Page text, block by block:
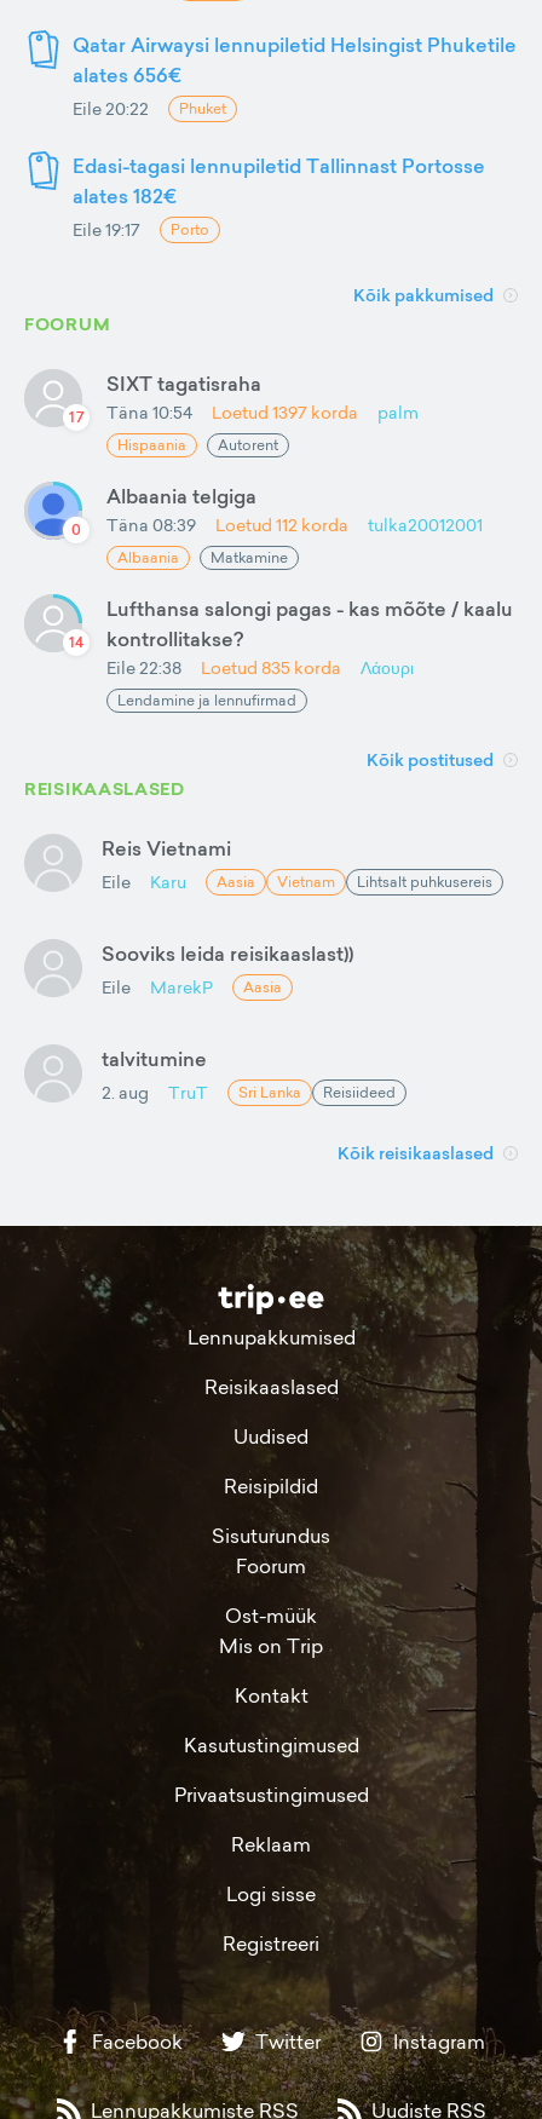
Qatar Airwaysi lennupiletid Helsingist Phuketile
alates 656€
Eile 20:22 Phuket
Edasi-tagasi lennupiletid Tallinnast Portosse
alates 182€
Eile 19:17 Porto
Kõik pakkumised
FOORUM
17
SIXT tagatisraha
Täna 10:54 Loetud 1397 korda palm
Hispaania Autorent
0
Albaania telgiga
Täna 08:39 Loetud 112 korda tulka20012001
Albaania Matkamine
14
Lufthansa salongi pagas - kas mõõte / kaalu
kontrollitakse?
Eile 22:38 Loetud 835 korda Λάουρι
Lendamine ja lennufirmad
Kõik postitused
REISIKAASLASED
Reis Vietnami
Eile Karu Aasia Vietnam Lihtsalt puhkusereis
Sooviks leida reisikaaslast))
Eile MarekP Aasia
talvitumine
2. aug TruT Sri Lanka Reisiideed
Kõik reisikaaslased
Lennupakkumised
Reisikaaslased
Uudised
Reisipildid
Sisuturundus
Foorum
Ost-müük
Mis on Trip
Kontakt
Kasutustingimused
Privaatsustingimused
Reklaam
Logi sisse
Registreeri
Facebook Twitter Instagram
Lennupakkumiste RSS Uudiste RSS